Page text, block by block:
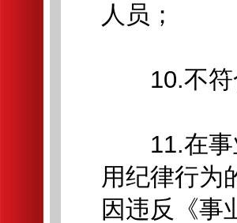
人员；
10.不符
11.在事业
用纪律行为
因违反《事